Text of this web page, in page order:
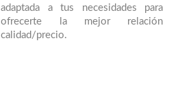
adaptada a tus necesidades para
ofrecerte la mejor relación
calidad/precio.